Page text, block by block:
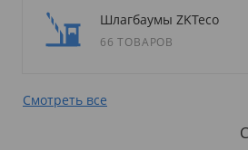
Шлагбаумы ZKTeco
66 ТОВАРОВ
Смотреть все